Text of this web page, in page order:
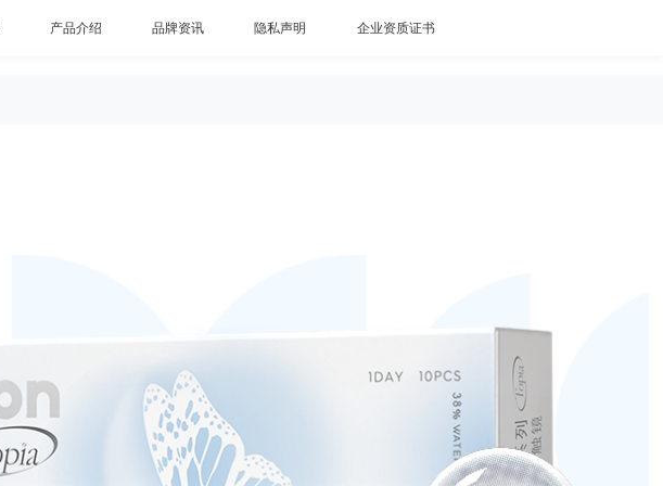
产品介绍 品牌资讯 隐私声明 企业资质证书